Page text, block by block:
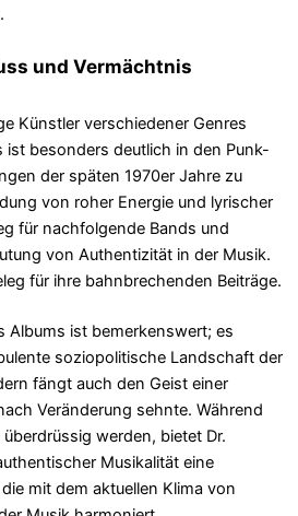
und Vermächtnis
Künstler verschiedener Genres
ist besonders deutlich in den Punk-
der späten 1970er Jahre zu
von roher Energie und lyrischer
für nachfolgende Bands und
von Authentizität in der Musik.
für ihre bahnbrechenden Beiträge.
Albums ist bemerkenswert; es
soziopolitische Landschaft der
fängt auch den Geist einer
Veränderung sehnte. Während
werden, bietet Dr.
Musikalität eine
mit dem aktuellen Klima von